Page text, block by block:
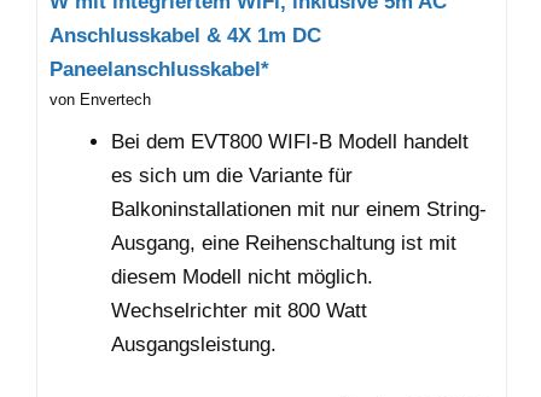
Anschlusskabel & 4X 1m DC
Paneelanschlusskabel*
von Envertech
Bei dem EVT800 WIFI-B Modell handelt
es sich um die Variante für
Balkoninstallationen mit nur einem String-
Ausgang, eine Reihenschaltung ist mit
diesem Modell nicht möglich.
Wechselrichter mit 800 Watt
Ausgangsleistung.